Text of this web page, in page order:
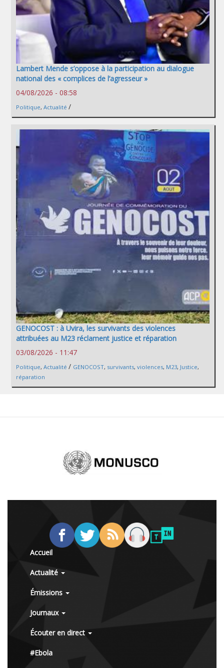
Lambert Mende s’oppose à la participation au dialogue
national des « complices de l’agresseur »
04/08/2026 - 08:58
Politique, Actualité /
GENOCOST : à Uvira, les survivants des violences
attribuées au M23 réclament justice et réparation
03/08/2026 - 11:47
Politique, Actualité / GENOCOST, survivants, violences, M23, Justice,
réparation
Accueil
Actualité
Émissions
Journaux
Écouter en direct
#Ebola